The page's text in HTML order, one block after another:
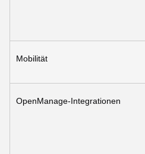
Mobilität
OpenManage-Integrationen